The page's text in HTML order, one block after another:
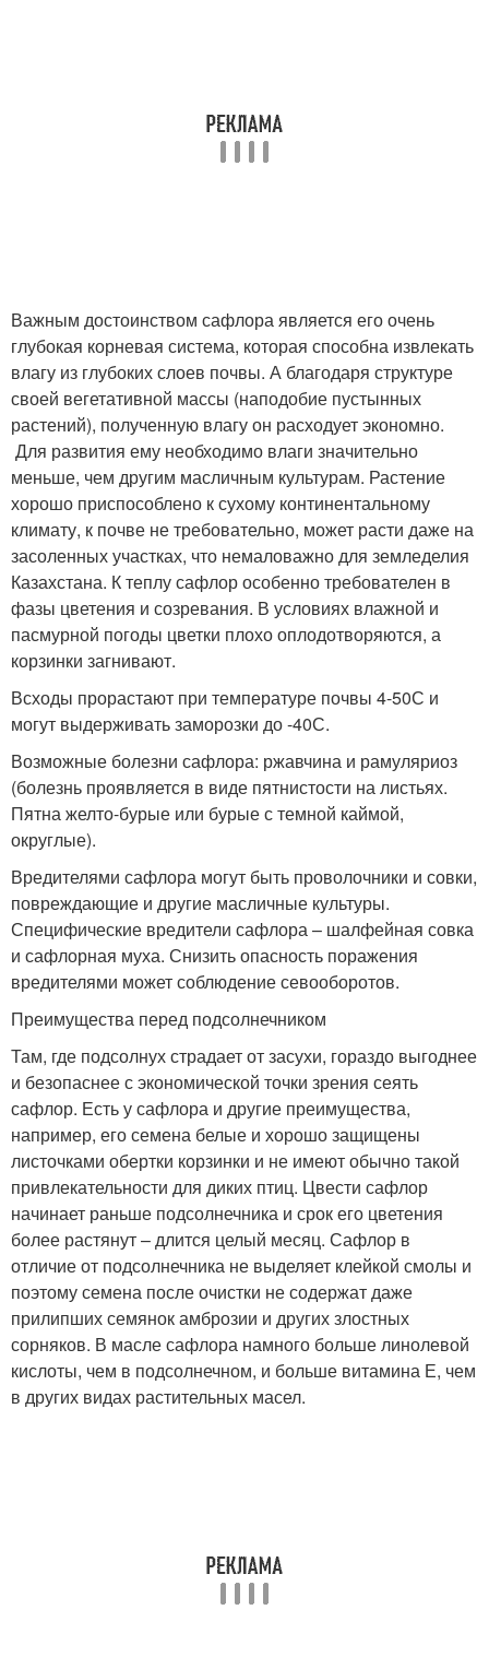
Важным достоинством сафлора является его очень
глубокая корневая система, которая способна извлекать
влагу из глубоких слоев почвы. А благодаря структуре
своей вегетативной массы (наподобие пустынных
растений), полученную влагу он расходует экономно.
Для развития ему необходимо влаги значительно
меньше, чем другим масличным культурам. Растение
хорошо приспособлено к сухому континентальному
климату, к почве не требовательно, может расти даже на
засоленных участках, что немаловажно для земледелия
Казахстана. К теплу сафлор особенно требователен в
фазы цветения и созревания. В условиях влажной и
пасмурной погоды цветки плохо оплодотворяются, а
корзинки загнивают.
Всходы прорастают при температуре почвы 4-50С и
могут выдерживать заморозки до -40С.
Возможные болезни сафлора: ржавчина и рамуляриоз
(болезнь проявляется в виде пятнистости на листьях.
Пятна желто-бурые или бурые с темной каймой,
округлые).
Вредителями сафлора могут быть проволочники и совки,
повреждающие и другие масличные культуры.
Специфические вредители сафлора – шалфейная совка
и сафлорная муха. Снизить опасность поражения
вредителями может соблюдение севооборотов.
Преимущества перед подсолнечником
Там, где подсолнух страдает от засухи, гораздо выгоднее
и безопаснее с экономической точки зрения сеять
сафлор. Есть у сафлора и другие преимущества,
например, его семена белые и хорошо защищены
листочками обертки корзинки и не имеют обычно такой
привлекательности для диких птиц. Цвести сафлор
начинает раньше подсолнечника и срок его цветения
более растянут – длится целый месяц. Сафлор в
отличие от подсолнечника не выделяет клейкой смолы и
поэтому семена после очистки не содержат даже
прилипших семянок амброзии и других злостных
сорняков. В масле сафлора намного больше линолевой
кислоты, чем в подсолнечном, и больше витамина Е, чем
в других видах растительных масел.